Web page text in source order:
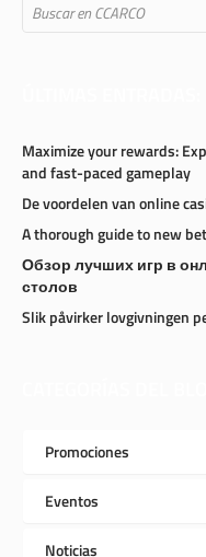
Maximize your rewards:
and fast-paced gameplay
De voordelen van online
A thorough guide to new
Обзор лучших игр в
столов
Slik påvirker lovgivningen
Promociones
Eventos
Noticias